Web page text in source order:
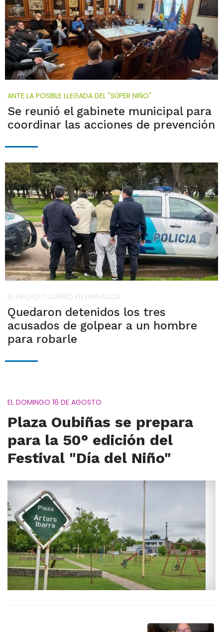
ANTE LA POSIBLE LLEGADA DEL "SÚPER NIÑO"
Se reunió el gabinete municipal para
coordinar las acciones de prevención
EL HECHO OCURRIÓ EN UNA PLAZA
Quedaron detenidos los tres
acusados de golpear a un hombre
para robarle
EL DOMINGO 16 DE AGOSTO
Plaza Oubiñas se prepara
para la 50° edición del
Festival "Día del Niño"